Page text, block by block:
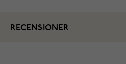
RECENSIONER